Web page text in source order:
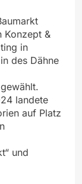
Konzept &
in
des Dähne
landete
auf Platz
und